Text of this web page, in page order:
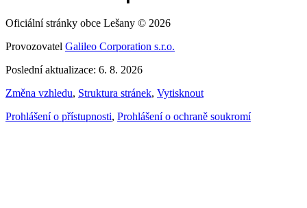
Oficiální stránky obce Lešany © 2026
Provozovatel Galileo Corporation s.r.o.
Poslední aktualizace: 6. 8. 2026
Změna vzhledu, Struktura stránek, Vytisknout
Prohlášení o přístupnosti, Prohlášení o ochraně soukromí